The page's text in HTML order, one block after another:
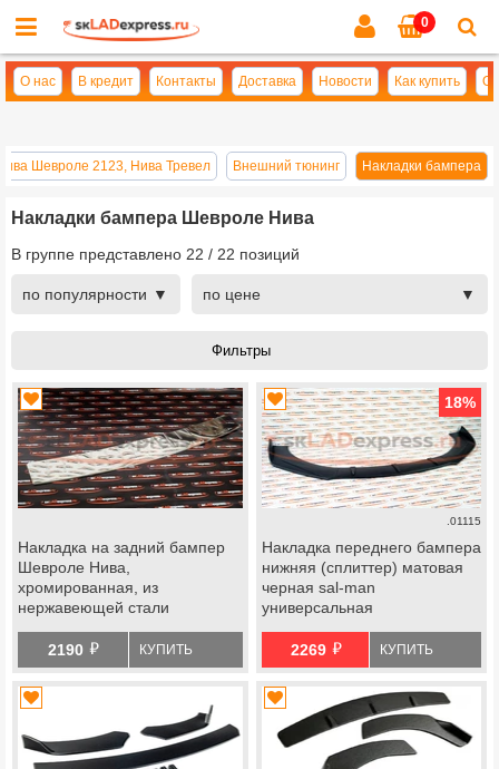
0
О нас В кредит Контакты Доставка Новости Как купить
Шевроле 2123, Нива Тревел Внешний тюнинг Накладки бампера
Накладки бампера Шевроле Нива
В группе представлено 22 / 22 позиций
по популярности по цене
Накладка на задний бампер
Шевроле Нива,
хромированная, из
нержавеющей стали
2190 й КУПИТЬ
18%
.01115
Накладка переднего бампера
нижняя (сплиттер) матовая
черная sal-man
универсальная
2269 й КУПИТЬ